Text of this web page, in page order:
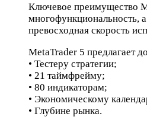
Ключевое преимущество
многофункциональность,
превосходная скорость
MetaTrader 5 предлагает
• Тестеру стратегии;
• 21 таймфрейму;
• 80 индикаторам;
• Экономическому
• Глубине рынка.